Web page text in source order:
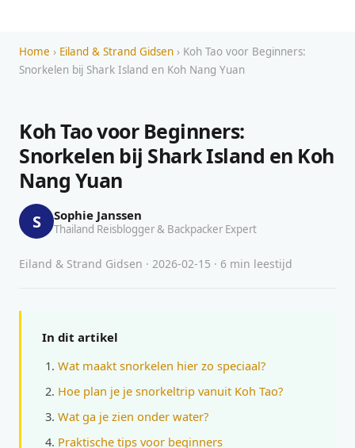
Home › Eiland & Strand Gidsen › Koh Tao voor Beginners:
Snorkelen bij Shark Island en Koh Nang Yuan
Koh Tao voor Beginners:
Snorkelen bij Shark Island en Koh
Nang Yuan
S Sophie Janssen
Thailand Reisblogger & Backpacker Expert
Eiland & Strand Gidsen · 2026-02-15 · 6 min leestijd
In dit artikel
Wat maakt snorkelen hier zo speciaal?
Hoe plan je je snorkeltrip vanuit Koh Tao?
Wat ga je zien onder water?
Praktische tips voor beginners